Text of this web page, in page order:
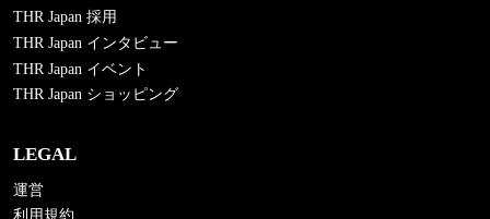
THR Japan 採用
THR Japan インタビュー
THR Japan イベント
THR Japan ショッピング
LEGAL
運営
利用規約